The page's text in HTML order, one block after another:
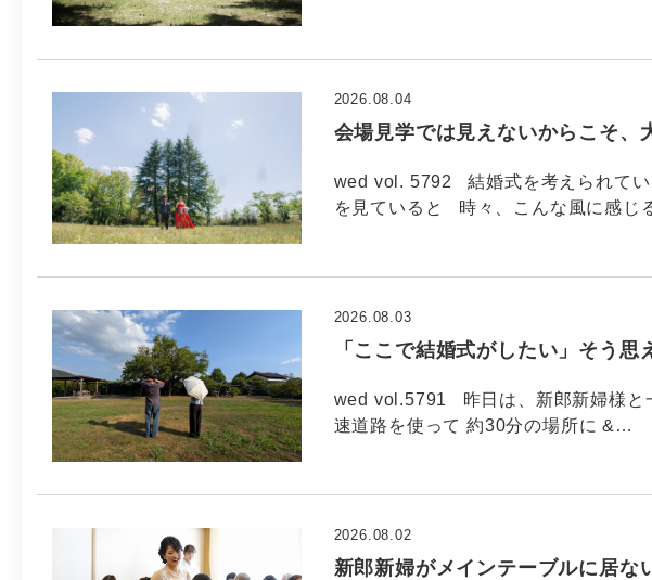
会場見学では見えないからこそ、
2026.08.04
wed vol. 5792 結婚式を考えられて
を見ていると 時々、こんな風に感じ
「ここで結婚式がしたい」そう思
2026.08.03
wed vol.5791 昨日は、新郎新婦様と
速道路を使って 約30分の場所に &…
新郎新婦がメインテーブルに居な
2026.08.02